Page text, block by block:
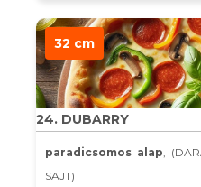
32 cm
24. DUBARRY
paradicsomos alap,
SAJT)